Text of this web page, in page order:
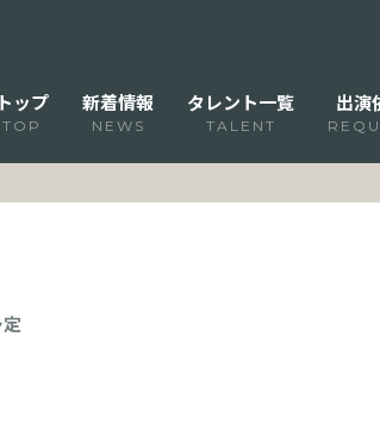
トップ
TOP
新着情報
NEWS
タレント一覧
TALENT
出演